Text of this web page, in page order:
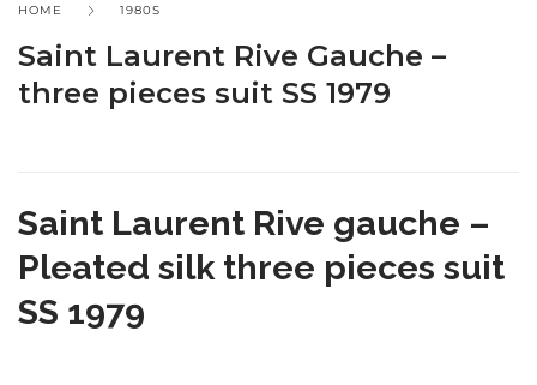
HOME 1980S
Saint Laurent Rive Gauche –
three pieces suit SS 1979
Saint Laurent Rive gauche –
Pleated silk three pieces suit
SS 1979